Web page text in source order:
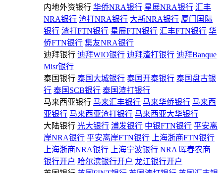
内地外资银行 华侨NRA银行 星展NRA银行 汇丰
NRA银行 渣打NRA银行 大新NRA银行 厦门国际
银行 渣打FTN银行 星展FTN银行 汇丰FTN银行 华
侨FTN银行 集友NRA银行
迪拜银行 迪拜WIO银行 迪拜渣打银行 迪拜Banque
Misr银行
泰国银行 泰国大城银行 泰国开泰银行 泰国盘古银
行 泰国SCB银行 泰国渣打银行
马来西亚银行 马来汇丰银行 马来华侨银行 马来西
亚银行 马来西亚渣打银行 马来西亚大华银行
大陆银行 光大银行 浦发银行 中银FTN银行 平安离
岸NRA银行 平安离岸FTN银行
上海浙商FTN银行
上海浙商NRA银行
上海宁波银行 NRA 晖春农商
银行开户 哈尔滨银行开户 龙江银行开户